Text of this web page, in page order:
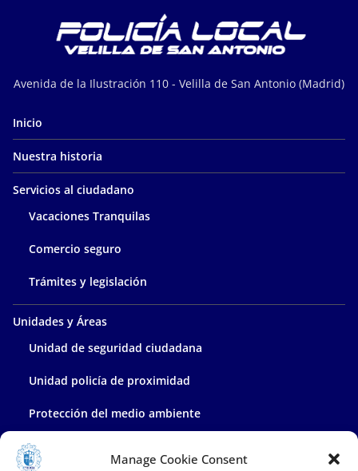
Manage Cookie Consent
Avenida de la Ilustración 110 - Velilla de San Antonio (Madrid)
Inicio
Nuestra historia
Servicios al ciudadano
Vacaciones Tranquilas
Comercio seguro
Trámites y legislación
Unidades y Áreas
Unidad de seguridad ciudadana
Unidad policía de proximidad
Protección del medio ambiente
Policía administrativa